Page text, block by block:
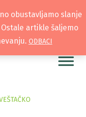
obustavljamo slanje
artikle šaljemo
ODBACI